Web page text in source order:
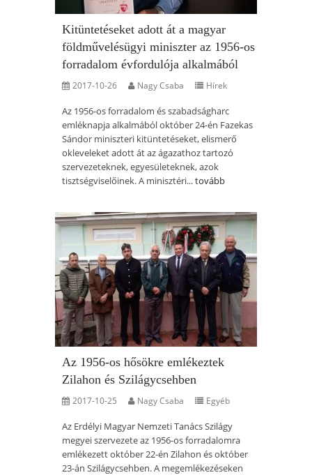
Kitüntetéseket adott át a magyar
földművelésügyi miniszter az 1956-os
forradalom évfordulója alkalmából
2017-10-26 Nagy Csaba Hírek
Az 1956-os forradalom és szabadságharc
emléknapja alkalmából október 24-én Fazekas
Sándor miniszteri kitüntetéseket, elismerő
okleveleket adott át az ágazathoz tartozó
szervezeteknek, egyesületeknek, azok
tisztségviselőinek. A minisztéri...tovább
Az 1956-os hősökre emlékeztek
Zilahon és Szilágycsehben
2017-10-25 Nagy Csaba Egyéb
Az Erdélyi Magyar Nemzeti Tanács Szilágy
megyei szervezete az 1956-os forradalomra
emlékezett október 22-én Zilahon és október
23-án Szilágycsehben. A megemlékezéseken